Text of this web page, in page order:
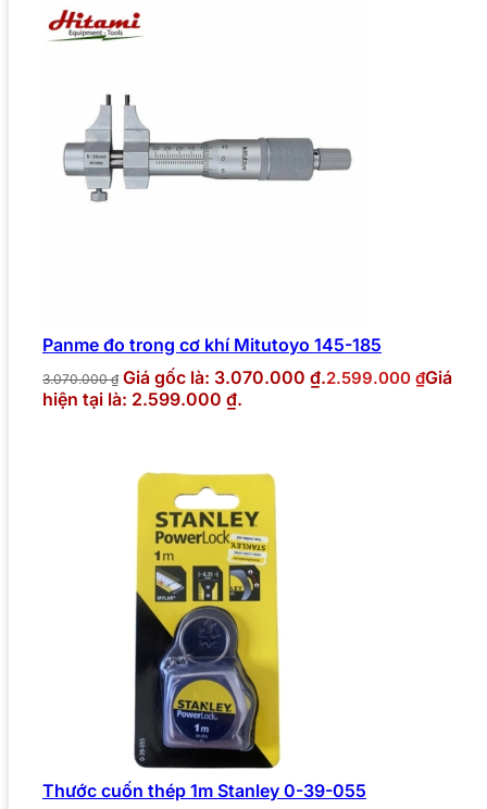
Panme đo trong cơ khí Mitutoyo 145-185
3.070.000₫ Giá gốc là: 3.070.000 ₫.2.599.000 ₫Giá
hiện tại là: 2.599.000 ₫.
Thước cuốn thép 1m Stanley 0-39-055